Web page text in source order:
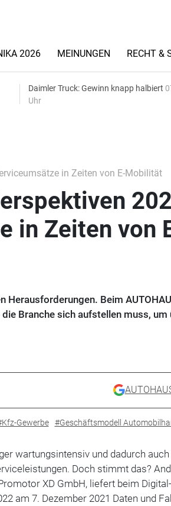
2026 MEINUNGEN RECHT &
Daimler Truck: Gewinn knapp halbiert
Uhr
in Zeiten von E-Mobilität
in Zeiten von
Herausforderungen. Beim
Branche sich aufstellen muss,
Gewerbe #Geschäftsmodell
wartungsintensiv und dadurch auch
Doch stimmt das?
XD GmbH, liefert beim
am 7. Dezember 2021 Daten und